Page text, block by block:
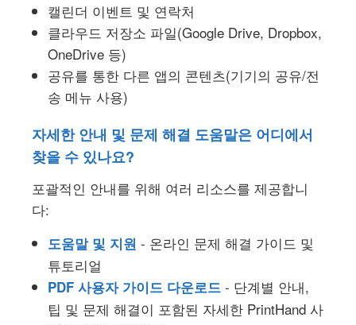
캘린더 이벤트 및 연락처
클라우드 저장소 파일(Google Drive, Dropbox,
OneDrive 등)
공유를 통한 다른 앱의 콘텐츠(기기의 공유/전
송 메뉴 사용)
자세한 안내 및 문제 해결 도움말은 어디에서
찾을 수 있나요?
포괄적인 안내를 위해 여러 리소스를 제공합니
다:
도움말 및 지원 - 온라인 문제 해결 가이드 및
튜토리얼
PDF 사용자 가이드 다운로드 - 단계별 안내,
팁 및 문제 해결이 포함된 자세한 PrintHand 사